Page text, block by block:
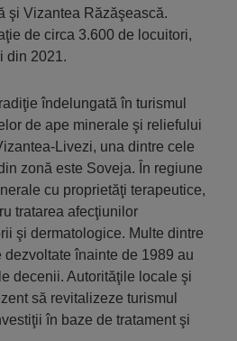
şi Vizantea Răzăşească.
de circa 3.600 de locuitori,
din 2021.
îndelungată în turismul
de ape minerale şi reliefului
Livezi, una dintre cele
zonă este Soveja. În regiune
cu proprietăţi terapeutice,
tratarea afecţiunilor
şi dermatologice. Multe dintre
înainte de 1989 au
decenii. Autorităţile locale şi
să revitalizeze turismul
în baze de tratament şi